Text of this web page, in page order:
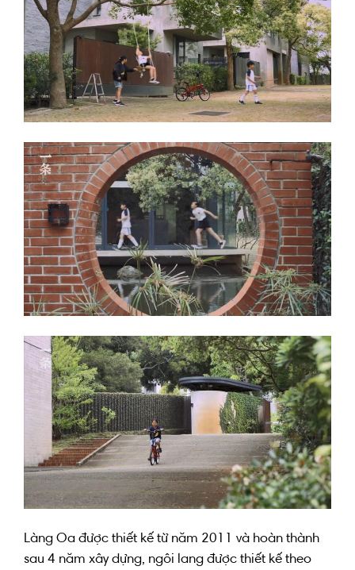
Làng Oa được thiết kế từ năm 2011 và hoàn thành
sau 4 năm xây dựng, ngôi lang được thiết kế theo